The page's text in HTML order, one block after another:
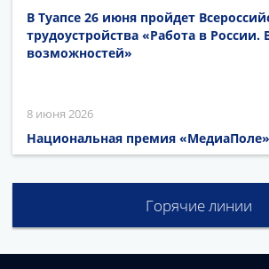
В Туапсе 26 июня пройдет
трудоустройства «Работа в России.
возможностей»
8 июня 2026
Национальная премия «МедиаПоле»
Горячие линии